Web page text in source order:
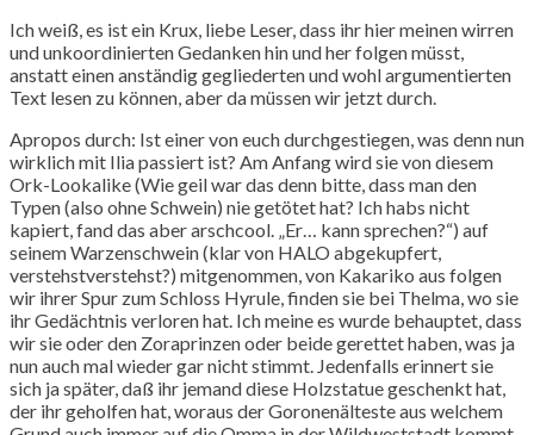
Ich weiß, es ist ein Krux, liebe Leser, dass ihr hier meinen wirren
und unkoordinierten Gedanken hin und her folgen müsst,
anstatt einen anständig gegliederten und wohl argumentierten
Text lesen zu können, aber da müssen wir jetzt durch.
Apropos durch: Ist einer von euch durchgestiegen, was denn nun
wirklich mit Ilia passiert ist? Am Anfang wird sie von diesem
Ork-Lookalike (Wie geil war das denn bitte, dass man den
Typen (also ohne Schwein) nie getötet hat? Ich habs nicht
kapiert, fand das aber arschcool. „Er… kann sprechen?“) auf
seinem Warzenschwein (klar von HALO abgekupfert,
verstehstverstehst?) mitgenommen, von Kakariko aus folgen
wir ihrer Spur zum Schloss Hyrule, finden sie bei Thelma, wo sie
ihr Gedächtnis verloren hat. Ich meine es wurde behauptet, dass
wir sie oder den Zoraprinzen oder beide gerettet haben, was ja
nun auch mal wieder gar nicht stimmt. Jedenfalls erinnert sie
sich ja später, daß ihr jemand diese Holzstatue geschenkt hat,
der ihr geholfen hat, woraus der Goronenälteste aus welchem